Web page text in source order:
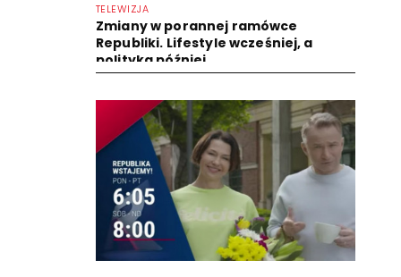
TELEWIZJA
Zmiany w porannej ramówce
Republiki. Lifestyle wcześniej, a
polityka później